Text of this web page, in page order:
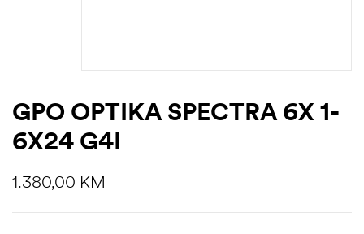
GPO OPTIKA SPECTRA 6X 1-
6X24 G4I
1.380,00 KM